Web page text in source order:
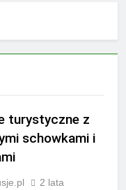
turystyczne z
schowkami i
2 lata